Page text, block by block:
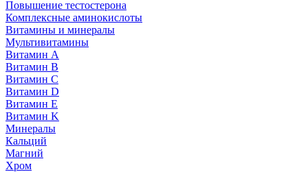
Повышение тестостерона
Комплексные аминокислоты
Витамины и минералы
Мультивитамины
Витамин A
Витамин B
Витамин C
Витамин D
Витамин E
Витамин K
Минералы
Кальций
Магний
Хром